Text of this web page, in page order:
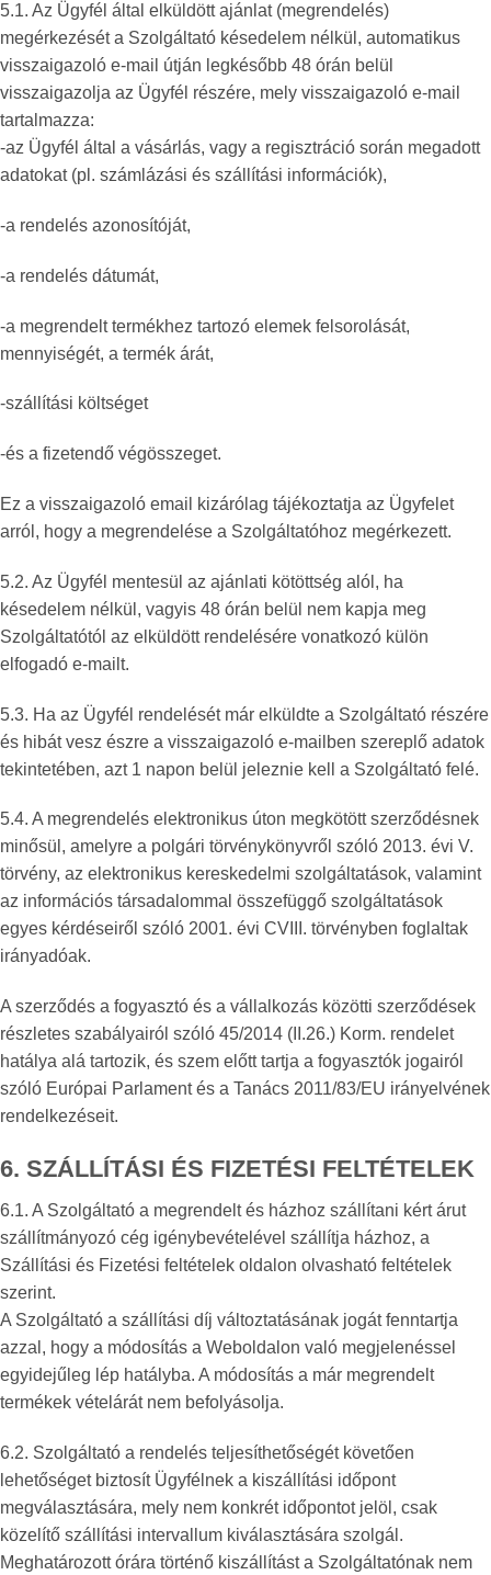
5.1. Az Ügyfél által elküldött ajánlat (megrendelés)
megérkezését a Szolgáltató késedelem nélkül, automatikus
visszaigazoló e-mail útján legkésőbb 48 órán belül
visszaigazolja az Ügyfél részére, mely visszaigazoló e-mail
tartalmazza:
-az Ügyfél által a vásárlás, vagy a regisztráció során megadott
adatokat (pl. számlázási és szállítási információk),
-a rendelés azonosítóját,
-a rendelés dátumát,
-a megrendelt termékhez tartozó elemek felsorolását,
mennyiségét, a termék árát,
-szállítási költséget
-és a fizetendő végösszeget.
Ez a visszaigazoló email kizárólag tájékoztatja az Ügyfelet
arról, hogy a megrendelése a Szolgáltatóhoz megérkezett.
5.2. Az Ügyfél mentesül az ajánlati kötöttség alól, ha
késedelem nélkül, vagyis 48 órán belül nem kapja meg
Szolgáltatótól az elküldött rendelésére vonatkozó külön
elfogadó e-mailt.
5.3. Ha az Ügyfél rendelését már elküldte a Szolgáltató részére
és hibát vesz észre a visszaigazoló e-mailben szereplő adatok
tekintetében, azt 1 napon belül jeleznie kell a Szolgáltató felé.
5.4. A megrendelés elektronikus úton megkötött szerződésnek
minősül, amelyre a polgári törvénykönyvről szóló 2013. évi V.
törvény, az elektronikus kereskedelmi szolgáltatások, valamint
az információs társadalommal összefüggő szolgáltatások
egyes kérdéseiről szóló 2001. évi CVIII. törvényben foglaltak
irányadóak.
A szerződés a fogyasztó és a vállalkozás közötti szerződések
részletes szabályairól szóló 45/2014 (II.26.) Korm. rendelet
hatálya alá tartozik, és szem előtt tartja a fogyasztók jogairól
szóló Európai Parlament és a Tanács 2011/83/EU irányelvének
rendelkezéseit.
6. SZÁLLÍTÁSI ÉS FIZETÉSI FELTÉTELEK
6.1. A Szolgáltató a megrendelt és házhoz szállítani kért árut
szállítmányozó cég igénybevételével szállítja házhoz, a
Szállítási és Fizetési feltételek oldalon olvasható feltételek
szerint.
A Szolgáltató a szállítási díj változtatásának jogát fenntartja
azzal, hogy a módosítás a Weboldalon való megjelenéssel
egyidejűleg lép hatályba. A módosítás a már megrendelt
termékek vételárát nem befolyásolja.
6.2. Szolgáltató a rendelés teljesíthetőségét követően
lehetőséget biztosít Ügyfélnek a kiszállítási időpont
megválasztására, mely nem konkrét időpontot jelöl, csak
közelítő szállítási intervallum kiválasztására szolgál.
Meghatározott órára történő kiszállítást a Szolgáltatónak nem